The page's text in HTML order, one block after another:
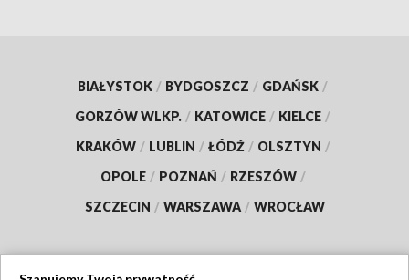
BIAŁYSTOK / BYDGOSZCZ / GDAŃSK /
GORZÓW WLKP. / KATOWICE / KIELCE /
KRAKÓW / LUBLIN / ŁÓDŹ / OLSZTYN /
OPOLE / POZNAŃ / RZESZÓW /
SZCZECIN / WARSZAWA / WROCŁAW